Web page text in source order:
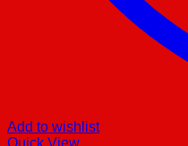
Add to wishlist